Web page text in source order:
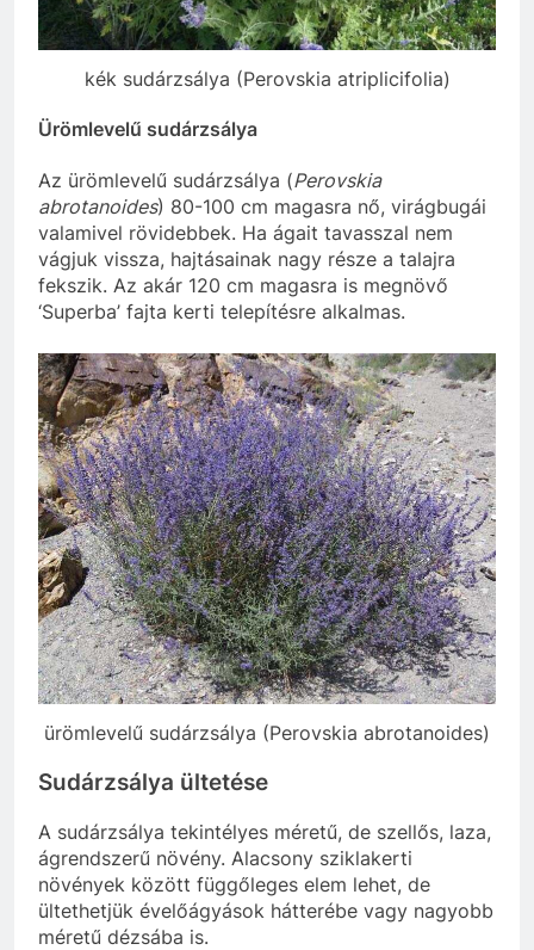
kék sudárzsálya (Perovskia atriplicifolia)
Ürömlevelű sudárzsálya
Az ürömlevelű sudárzsálya (Perovskia
abrotanoides) 80-100 cm magasra nő, virágbugái
valamivel rövidebbek. Ha ágait tavasszal nem
vágjuk vissza, hajtásainak nagy része a talajra
fekszik. Az akár 120 cm magasra is megnövő
‘Superba’ fajta kerti telepítésre alkalmas.
ürömlevelű sudárzsálya (Perovskia abrotanoides)
Sudárzsálya ültetése
A sudárzsálya tekintélyes méretű, de szellős, laza,
ágrendszerű növény. Alacsony sziklakerti
növények között függőleges elem lehet, de
ültethetjük évelőágyások hátterébe vagy nagyobb
méretű dézsába is.